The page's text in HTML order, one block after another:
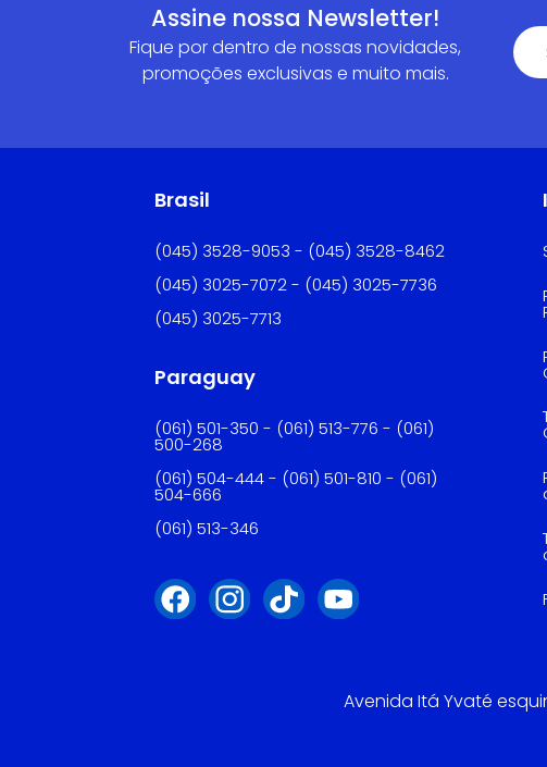
Assine nossa Newsletter!
Fique por dentro de nossas novidades,
promoções exclusivas e muito mais.
Brasil
(045) 3528-9053 - (045) 3528-8462
(045) 3025-7072 - (045) 3025-7736
(045) 3025-7713
Paraguay
(061) 501-350 - (061) 513-776 - (061)
500-268
(061) 504-444 - (061) 501-810 - (061)
504-666
(061) 513-346
Avenida Itá Yvaté